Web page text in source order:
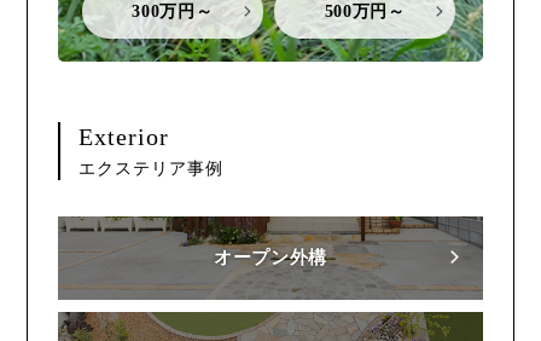
300万円～ 500万円～
Exterior
エクステリア事例
オープン外構